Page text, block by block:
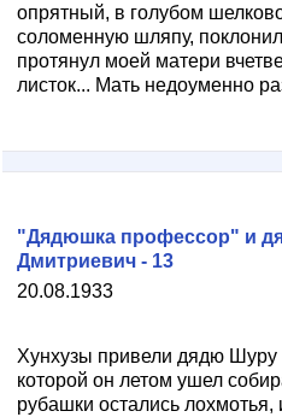
опрятный, в голубом
соломенную шляпу,
протянул моей матери
листок... Мать недоуменно
20.08.1933
"Дядюшка профессор" и
Дмитриевич - 13
Хунхузы привели дядю Шуру
которой он летом ушел
рубашки остались